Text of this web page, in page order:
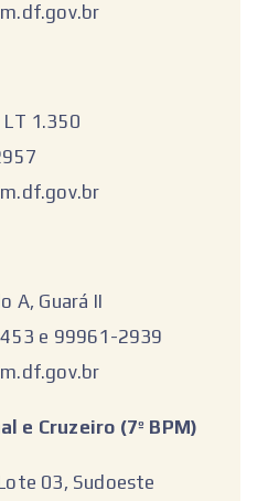
LT 1.350
A, Guará II
e 99961-2939
e Cruzeiro (7º BPM)
03, Sudoeste